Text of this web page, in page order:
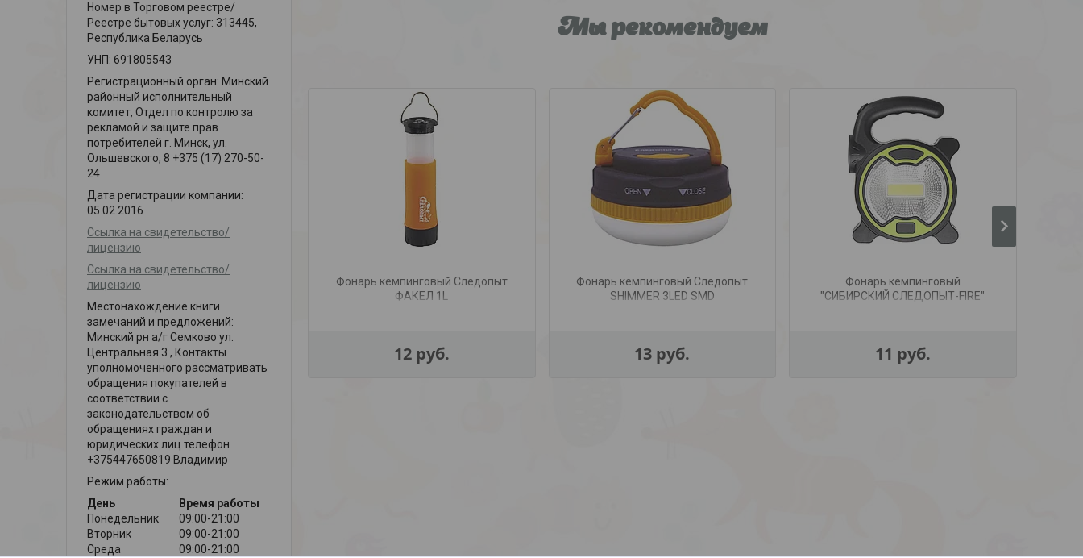
Мы рекомендуем
Фонарь кемпинговый Следопыт
ФАКЕЛ 1L
12 руб.
Фонарь кемпинговый Следопыт
SHIMMER 3LED SMD
13 руб.
Фонарь кемпинговый
"СИБИРСКИЙ СЛЕДОПЫТ-FIRE"
11 руб.
Номер в Торговом реестре/
Реестре бытовых услуг: 313445,
Республика Беларусь
УНП: 691805543
Регистрационный орган: Минский
районный исполнительный
комитет, Отдел по контролю за
рекламой и защите прав
потребителей г. Минск, ул.
Ольшевского, 8 +375 (17) 270-50-
24
Дата регистрации компании:
05.02.2016
Ссылка на свидетельство/
лицензию
Ссылка на свидетельство/
лицензию
Местонахождение книги
замечаний и предложений:
Минский рн а/г Семково ул.
Центральная 3 , Контакты
уполномоченного рассматривать
обращения покупателей в
соответствии с
законодательством об
обращениях граждан и
юридических лиц телефон
+375447650819 Владимир
Режим работы:
День
Время работы
Понедельник
09:00-21:00
Вторник
09:00-21:00
Среда
09:00-21:00